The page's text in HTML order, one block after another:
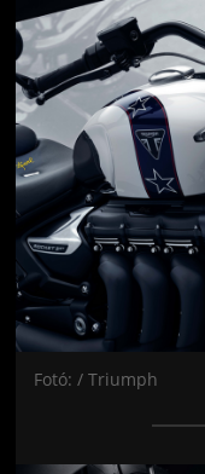
Fotó: / Triumph